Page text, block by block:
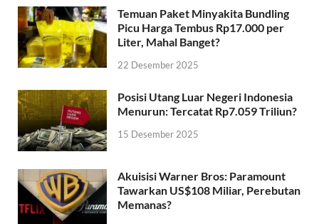
Temuan Paket Minyakita Bundling
Picu Harga Tembus Rp17.000 per
Liter, Mahal Banget?
22 Desember 2025
Posisi Utang Luar Negeri Indonesia
Menurun: Tercatat Rp7.059 Triliun?
15 Desember 2025
Akuisisi Warner Bros: Paramount
Tawarkan US$108 Miliar, Perebutan
Memanas?